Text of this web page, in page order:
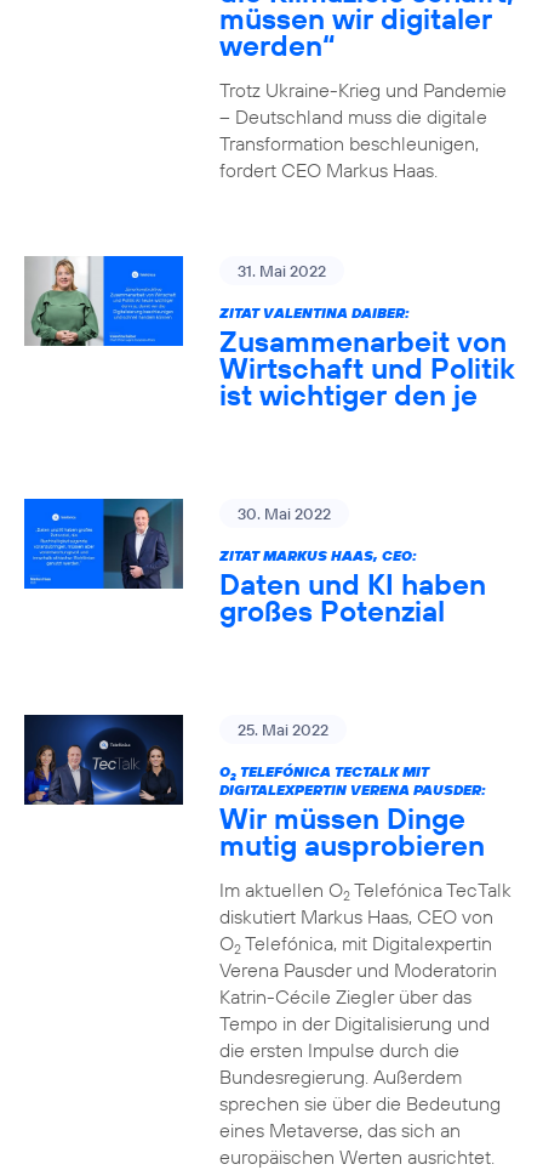
müssen wir digitaler
werden“
Trotz Ukraine-Krieg und Pandemie
– Deutschland muss die digitale
Transformation beschleunigen,
fordert CEO Markus Haas.
31. Mai 2022
ZITAT VALENTINA DAIBER:
Zusammenarbeit von
Wirtschaft und Politik
ist wichtiger den je
30. Mai 2022
ZITAT MARKUS HAAS, CEO:
Daten und KI haben
großes Potenzial
25. Mai 2022
O2TELEFÓNICA TECTALK MIT
DIGITALEXPERTIN VERENA PAUSDER:
Wir müssen Dinge
mutig ausprobieren
Im aktuellen O2Telefónica TecTalk
diskutiert Markus Haas, CEO von
O2Telefónica, mit Digitalexpertin
Verena Pausder und Moderatorin
Katrin-Cécile Ziegler über das
Tempo in der Digitalisierung und
die ersten Impulse durch die
Bundesregierung. Außerdem
sprechen sie über die Bedeutung
eines Metaverse, das sich an
europäischen Werten ausrichtet.